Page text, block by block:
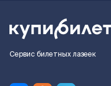
Сервис билетных лазеек